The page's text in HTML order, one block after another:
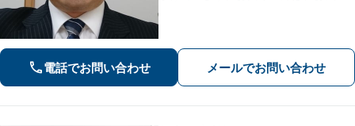
電話でお問い合わせ メールでお問い合わせ